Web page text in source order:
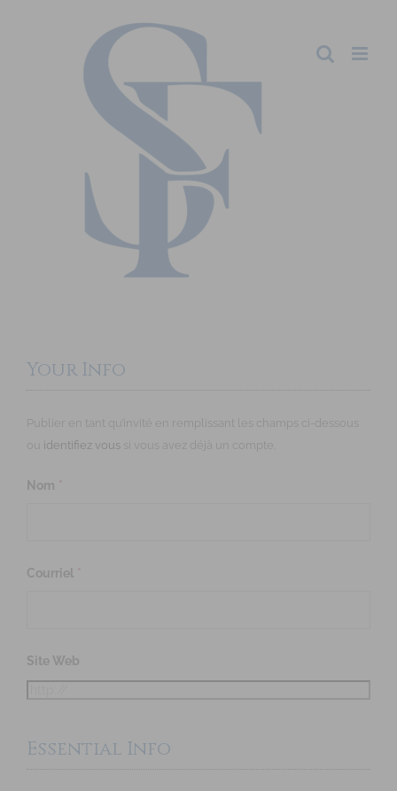
Your Info
Publier en tant qu’invité en remplissant les champs ci-dessous
identifiez vous si vous avez déjà un compte.
Nom *
Courriel *
Site Web
Essential Info